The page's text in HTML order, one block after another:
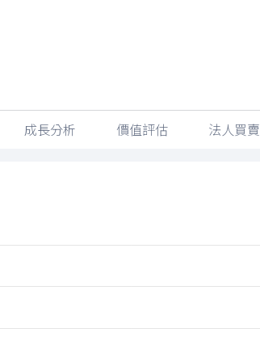
成長分析 價值評估 法人買賣